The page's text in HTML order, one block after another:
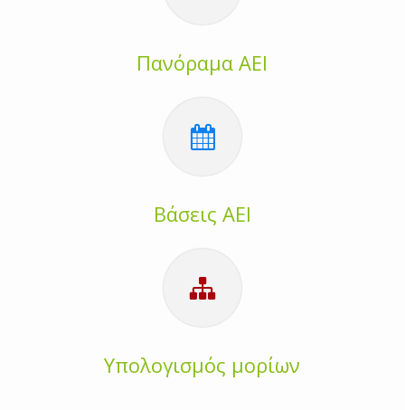
Πανόραμα ΑΕΙ
Βάσεις ΑΕΙ
Υπολογισμός μορίων